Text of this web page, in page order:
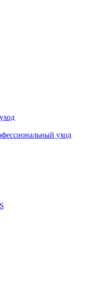
уход